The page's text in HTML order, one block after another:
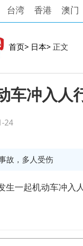
台湾 香港 澳门
首页> 日本> 正文
车冲入人
24
故，多人受伤
生一起机动车冲入